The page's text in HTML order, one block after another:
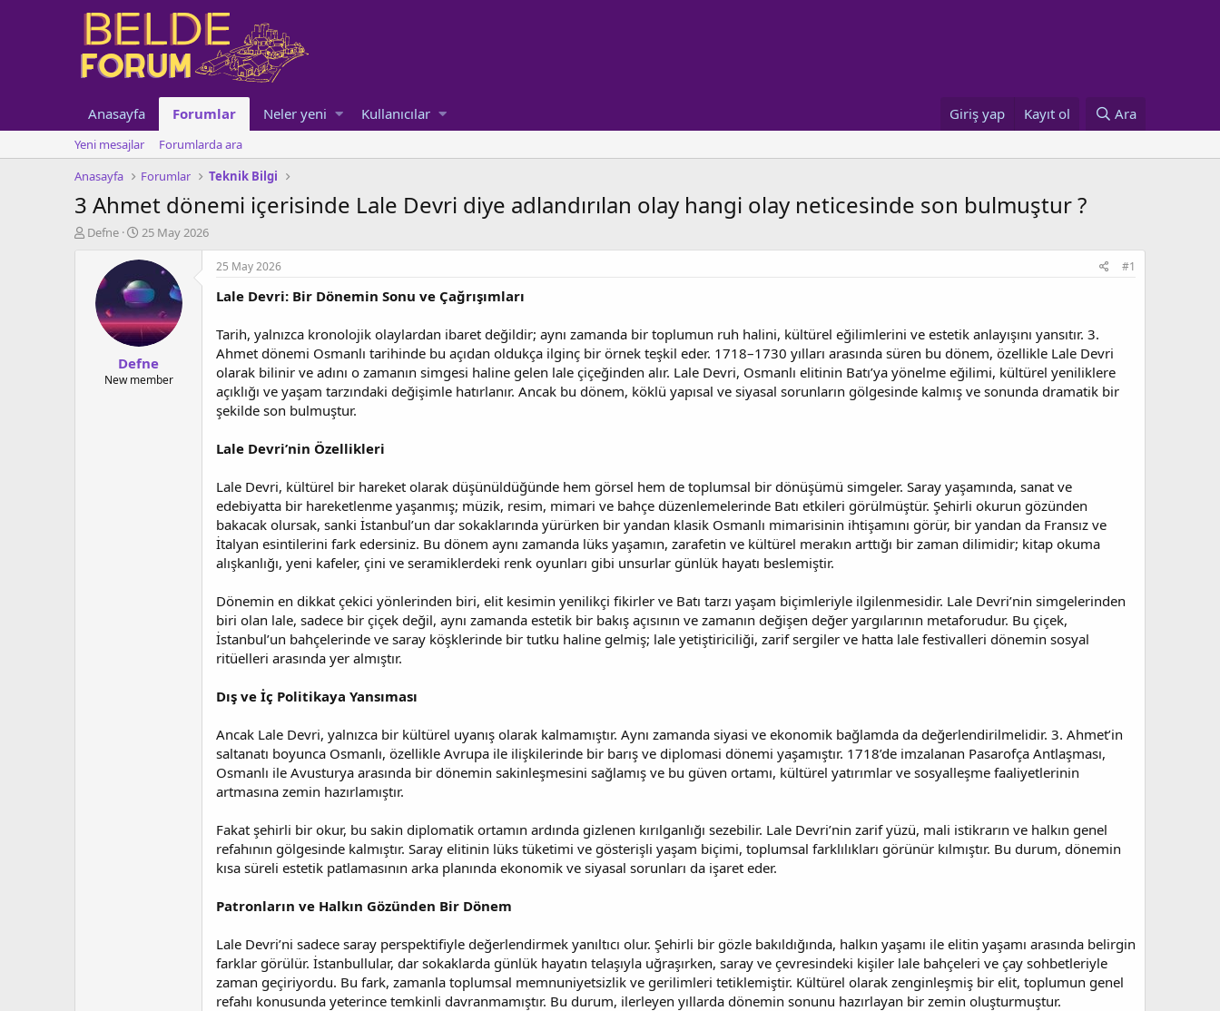
Anasayfa Forumlar Neler yeni Kullanıcılar Giriş yap Kayıt ol Ara
Yeni mesajlar
Forumlarda ara
Anasayfa
Forumlar Teknik Bilgi
3 Ahmet dönemi içerisinde Lale Devri diye adlandırılan olay hangi olay neticesinde son bulmuştur ?
K
Defne
B
ş
l
n
g
ı
ç
t
25 May 2026
Defne
New member
25 May 2026 #1
Lale Devri: Bir Dönemin Sonu ve Çağrışımları
Tarih, yalnızca kronolojik olaylardan ibaret değildir; aynı zamanda bir toplumun ruh halini, kültürel eğilimlerini ve estetik anlayışını yansıtır. 3.
Ahmet dönemi Osmanlı tarihinde bu açıdan oldukça ilginç bir örnek teşkil eder. 1718–1730 yılları arasında süren bu dönem, özellikle Lale Devri
olarak bilinir ve adını o zamanın simgesi haline gelen lale çiçeğinden alır. Lale Devri, Osmanlı elitinin Batı’ya yönelme eğilimi, kültürel yeniliklere
açıklığı ve yaşam tarzındaki değişimle hatırlanır. Ancak bu dönem, köklü yapısal ve siyasal sorunların gölgesinde kalmış ve sonunda dramatik bir
şekilde son bulmuştur.
Lale Devri’nin Özellikleri
Lale Devri, kültürel bir hareket olarak düşünüldüğünde hem görsel hem de toplumsal bir dönüşümü simgeler. Saray yaşamında, sanat ve
edebiyatta bir hareketlenme yaşanmış; müzik, resim, mimari ve bahçe düzenlemelerinde Batı etkileri görülmüştür. Şehirli okurun gözünden
bakacak olursak, sanki İstanbul’un dar sokaklarında yürürken bir yandan klasik Osmanlı mimarisinin ihtişamını görür, bir yandan da Fransız ve
İtalyan esintilerini fark edersiniz. Bu dönem aynı zamanda lüks yaşamın, zarafetin ve kültürel merakın arttığı bir zaman dilimidir; kitap okuma
alışkanlığı, yeni kafeler, çini ve seramiklerdeki renk oyunları gibi unsurlar günlük hayatı beslemiştir.
Dönemin en dikkat çekici yönlerinden biri, elit kesimin yenilikçi fikirler ve Batı tarzı yaşam biçimleriyle ilgilenmesidir. Lale Devri’nin simgelerinden
biri olan lale, sadece bir çiçek değil, aynı zamanda estetik bir bakış açısının ve zamanın değişen değer yargılarının metaforudur. Bu çiçek,
İstanbul’un bahçelerinde ve saray köşklerinde bir tutku haline gelmiş; lale yetiştiriciliği, zarif sergiler ve hatta lale festivalleri dönemin sosyal
ritüelleri arasında yer almıştır.
Dış ve İç Politikaya Yansıması
Ancak Lale Devri, yalnızca bir kültürel uyanış olarak kalmamıştır. Aynı zamanda siyasi ve ekonomik bağlamda da değerlendirilmelidir. 3. Ahmet’in
saltanatı boyunca Osmanlı, özellikle Avrupa ile ilişkilerinde bir barış ve diplomasi dönemi yaşamıştır. 1718’de imzalanan Pasarofça Antlaşması,
Osmanlı ile Avusturya arasında bir dönemin sakinleşmesini sağlamış ve bu güven ortamı, kültürel yatırımlar ve sosyalleşme faaliyetlerinin
artmasına zemin hazırlamıştır.
Fakat şehirli bir okur, bu sakin diplomatik ortamın ardında gizlenen kırılganlığı sezebilir. Lale Devri’nin zarif yüzü, mali istikrarın ve halkın genel
refahının gölgesinde kalmıştır. Saray elitinin lüks tüketimi ve gösterişli yaşam biçimi, toplumsal farklılıkları görünür kılmıştır. Bu durum, dönemin
kısa süreli estetik patlamasının arka planında ekonomik ve siyasal sorunları da işaret eder.
Patronların ve Halkın Gözünden Bir Dönem
Lale Devri’ni sadece saray perspektifiyle değerlendirmek yanıltıcı olur. Şehirli bir gözle bakıldığında, halkın yaşamı ile elitin yaşamı arasında belirgin
farklar görülür. İstanbullular, dar sokaklarda günlük hayatın telaşıyla uğraşırken, saray ve çevresindeki kişiler lale bahçeleri ve çay sohbetleriyle
zaman geçiriyordu. Bu fark, zamanla toplumsal memnuniyetsizlik ve gerilimleri tetiklemiştir. Kültürel olarak zenginleşmiş bir elit, toplumun genel
refahı konusunda yeterince temkinli davranmamıştır. Bu durum, ilerleyen yıllarda dönemin sonunu hazırlayan bir zemin oluşturmuştur.